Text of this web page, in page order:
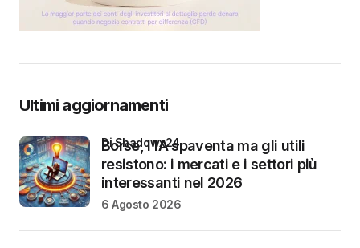
Ultimi aggiornamenti
Borse, l’IA spaventa ma gli utili
resistono: i mercati e i settori più
interessanti nel 2026
di Shadowx24
6 Agosto 2026